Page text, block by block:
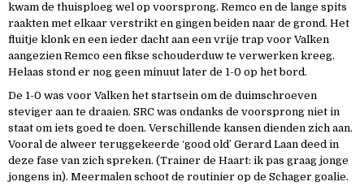
kwam de thuisploeg wel op voorsprong. Remco en de lange spits
raakten met elkaar verstrikt en gingen beiden naar de grond. Het
fluitje klonk en een ieder dacht aan een vrije trap voor Valken
aangezien Remco een fikse schouderduw te verwerken kreeg.
Helaas stond er nog geen minuut later de 1-0 op het bord.
De 1-0 was voor Valken het startsein om de duimschroeven
steviger aan te draaien. SRC was ondanks de voorsprong niet in
staat om iets goed te doen. Verschillende kansen dienden zich aan.
Vooral de alweer teruggekeerde ‘good old’ Gerard Laan deed in
deze fase van zich spreken. (Trainer de Haart: ik pas graag jonge
jongens in). Meermalen schoot de routinier op de Schager goalie.